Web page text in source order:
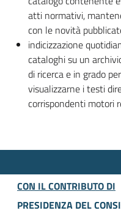
atti normativi,
con le novità
indicizzazione
cataloghi su un
di ricerca e in grado
visualizzarne i testi
corrispondenti motori
CON IL CONTRIBUTO DI
PRESIDENZA DEL